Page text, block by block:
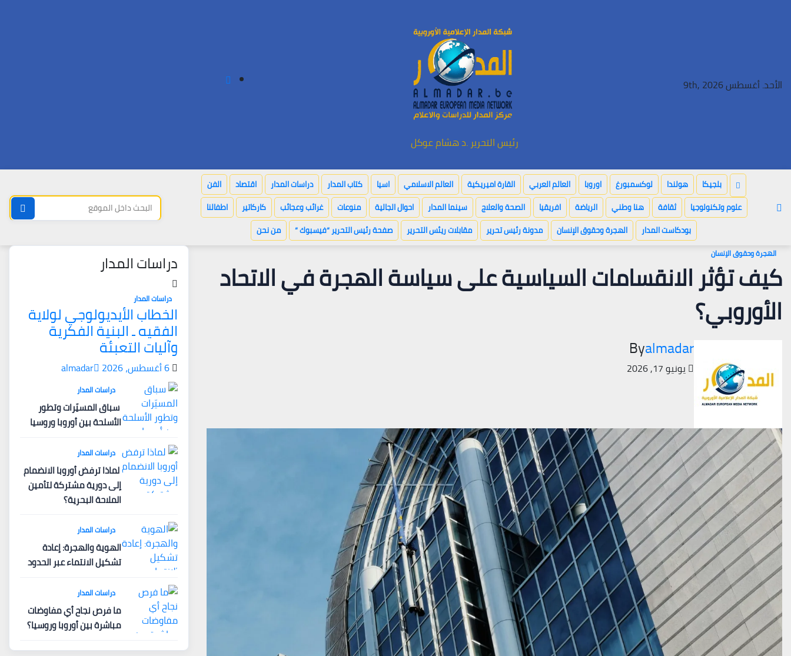
الأحد. أغسطس 9th, 2026
رئيس التحرير .د هشام عوكل
بلجيكا هولندا لوكسمبورغ اوروبا العالم العربي القارة اميريكية العالم الاسلامي اسيا كتاب المدار دراسات المدار اقتصاد
الفن
علوم وتكنولوجيا
ثقافة هنا وطني الرياضة افريقيا الصحة والعلاج سينما المدار احوال الجالية منوعات غرائب وعجائب كاركاتير
اطفالنا
بودكاست المدار
الهجرة وحقوق الإنسان مدونة رئيس تحرير مقابلات ريئس التحرير صفحة رئيس التحرير “فيسبوك “ من نحن
الهجرة وحقوق الإنسان
كيف تؤثر الانقسامات السياسية على سياسة الهجرة في الاتحاد
الأوروبي؟
Byalmadar
يونيو 17, 2026
دراسات المدار
دراسات المدار
الخطاب الأيديولوجي لولاية
الفقيه ـ البنية الفكرية
وآليات التعبئة
6 أغسطس، 2026 almadar
دراسات المدار
سباق المسيّرات وتطور
الأسلحة بين أوروبا وروسيا
دراسات المدار
لماذا ترفض أوروبا الانضمام
إلى دورية مشتركة لتأمين
الملاحة البحرية؟
دراسات المدار
الهوية والهجرة: إعادة
تشكيل الانتماء عبر الحدود
دراسات المدار
ما فرص نجاح أي مفاوضات
مباشرة بين أوروبا وروسيا؟